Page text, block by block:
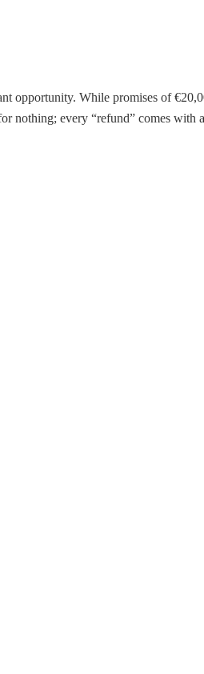
opportunity. While promises of
for nothing; every “refund” comes